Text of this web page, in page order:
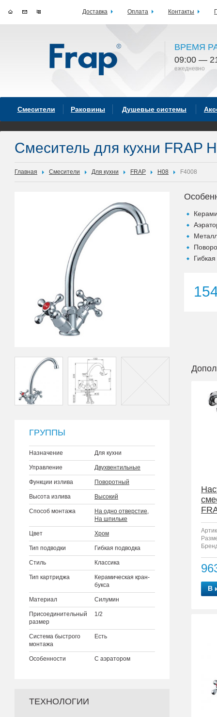
ВРЕМЯ
09:00 —
ежедневно
Смесители Раковины Душевые системы
Смеситель для кухни FRAP
Главная Смесители Для кухни FRAP H08 F4008
ГРУППЫ
Назначение Для кухни
Управление Двухвентильные
Функции излива Поворотный
Высота излива Высокий
Способ монтажа На одно отверстие,
На шпильке
Цвет Хром
Тип подводки Гибкая подводка
Стиль Классика
Тип картриджа
Керамическая кран-
букса
Материал Силумин
Присоединительный
размер
1/2
Система быстрого
монтажа
Есть
Особенности С аэратором
ТЕХНОЛОГИИ
В
Доставка Оплата Контакты